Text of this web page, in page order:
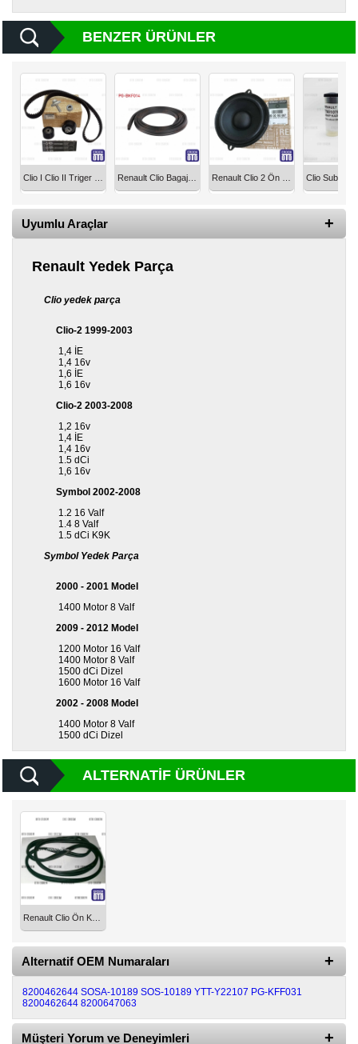
TOGG
Yedek
Parça
Oto
Yedek
Parça
Silecek
Standı
Ampül
Dacia
BENZER ÜRÜNLER
Clio I Clio II Triger Seti 16 16 valf - 14 16 valf - K4M - K4J 130C17529R Renault Clio Bagaj Fitili PG-BKF014 Renault Clio 2 Ön Kapı Hoparlörü 8200193687
Uyumlu Araçlar
Renault Yedek Parça
Clio yedek parça
Clio-2 1999-2003
1,4 İE
1,4 16v
1,6 İE
1,6 16v
Clio-2 2003-2008
1,2 16v
1,4 İE
1,4 16v
1.5 dCi
1,6 16v
Symbol 2002-2008
1.2 16 Valf
1.4 8 Valf
1.5 dCi K9K
Symbol Yedek Parça
2000 - 2001 Model
1400 Motor 8 Valf
2009 - 2012 Model
1200 Motor 16 Valf
1400 Motor 8 Valf
1500 dCi Dizel
1600 Motor 16 Valf
2002 - 2008 Model
1400 Motor 8 Valf
1500 dCi Dizel
ALTERNATIF ÜRÜNLER
Alternatif OEM Numaraları
8200462644 SOSA-10189 SOS-10189 YTT-Y22107 PG-KFF031
8200462644 8200647063
Müşteri Yorum ve Deneyimleri